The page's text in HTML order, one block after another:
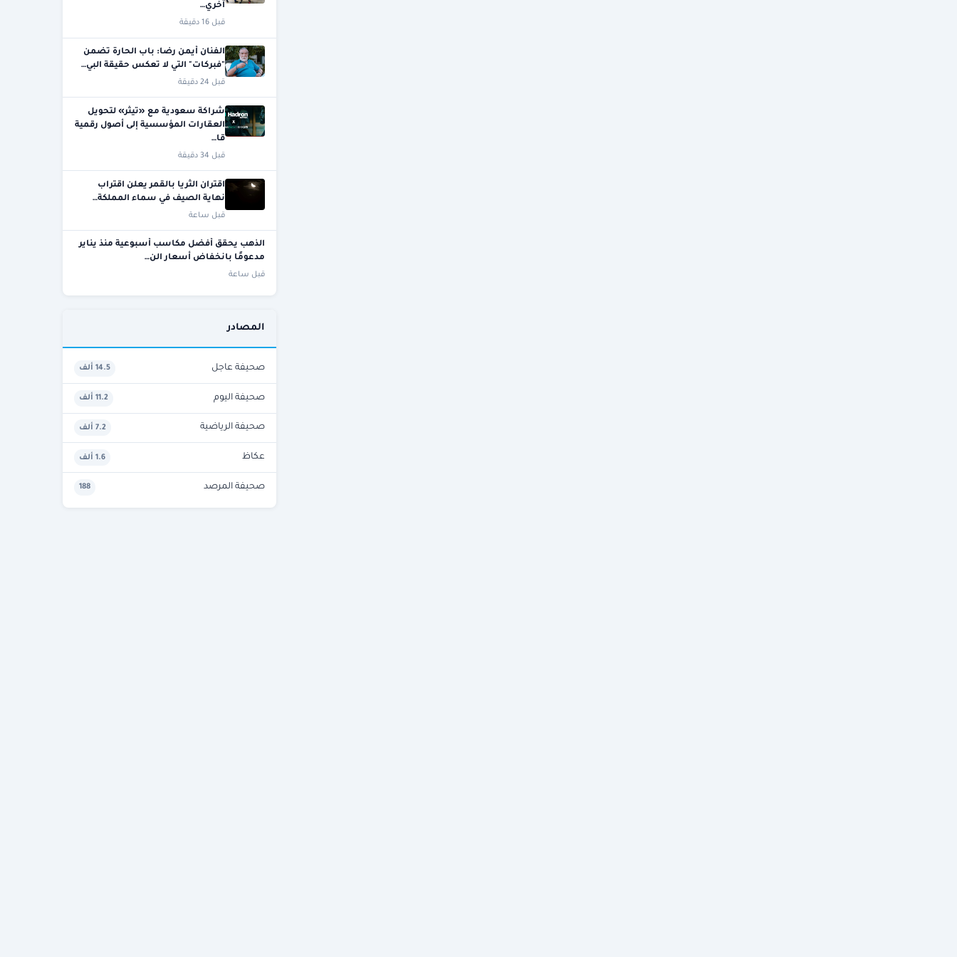
آخري…
قبل 16 دقيقة
الفنان أيمن رضا: باب الحارة تضمن
"فبركات" التي لا تعكس حقيقة البي…
قبل 24 دقيقة
شراكة سعودية مع «تيثر» لتحويل
العقارات المؤسسية إلى أصول رقمية
قا…
قبل 34 دقيقة
اقتران الثريا بالقمر يعلن اقتراب
نهاية الصيف في سماء المملكة…
قبل ساعة
الذهب يحقق أفضل مكاسب أسبوعية منذ يناير
مدعومًا بانخفاض أسعار الن…
قبل ساعة
المصادر
صحيفة عاجل 14.5 ألف
صحيفة اليوم 11.2 ألف
صحيفة الرياضية 7.2 ألف
عكاظ 1.6 ألف
صحيفة المرصد 188